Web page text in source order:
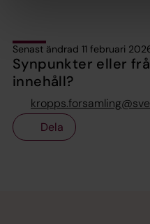
Senast ändrad 11 februari
Synpunkter eller
innehåll?
Dela